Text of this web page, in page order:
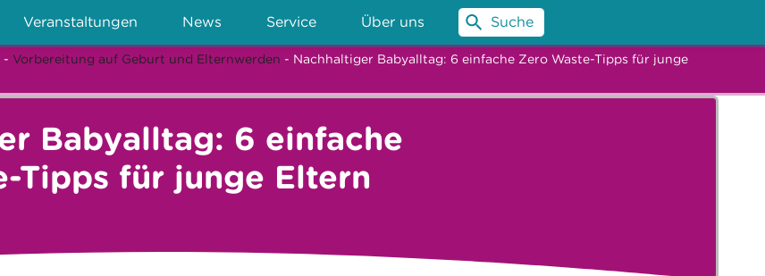
Veranstaltungen News Service Über uns Suche
- Vorbereitung auf Geburt und Elternwerden - Nachhaltiger Babyalltag: 6 einfache Zero Waste-Tipps für junge
Babyalltag: 6 einfache
Tipps für junge Eltern